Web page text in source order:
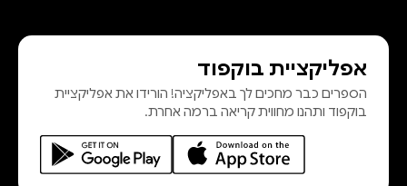
לְהִתְבּוֹנֵן, לִלְמֹד וְלַחְקֹר — מְגַלֶּה דְּבָרִים
נִפְלָאִים! אֶת הַסִּפּורִּים כָּתְבָה תָּמִי
שֵׁם־טוֹב, כַּלּתַ פְּרַס בְּיאַלִ
אפליקציית בוקפוד
הספרים כבר מחכים לך באפליקציה! הורידו את אפליקציית
בוקפוד ותהנו מחווית קריאה ברמה אחרת.